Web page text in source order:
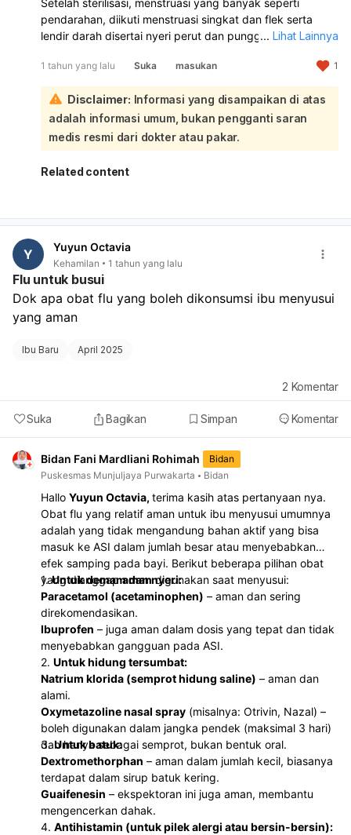
pendarahan, diikuti menstruasi singkat dan flek serta
lendir darah disertai nyeri perut dan punggung, bisa jadi
Perdarahan hebat setelah melahirkan normal terjadi
selama 3-6 minggu, tetapi perlu diwaspadai jika
berlebihan. Setelah melahirkan, ibu mengalami perubahan
fisik, termasuk keluarnya darah (lokia) yang berwarna
dan konsistensi berbeda, serta perubahan hormon.
Menstruasi bisa kembali setelah melahirkan, meskipun
menyusui dapat menunda siklus ini. Untuk memastikan
akan melakukan pemeriksaan untuk menyingkirkan
... Lihat Lainnya
1 tahun yang lalu Suka masukan 1
Disclaimer: Informasi yang disampaikan di atas
adalah informasi umum, bukan pengganti saran
medis resmi dari dokter atau pakar.
Related content
Y Yuyun Octavia
Kehamilan 1 tahun yang lalu
Flu untuk busui
Dok apa obat flu yang boleh dikonsumsi ibu menyusui
yang aman
Ibu Baru April 2025
Suka Bagikan Simpan Komentar
2 Komentar
Bidan Fani Mardliani Rohimah
Bidan
Puskesmas Munjuljaya Purwakarta
Bidan
Hallo Yuyun Octavia, terima kasih atas pertanyaan nya.
Obat flu yang relatif aman untuk ibu menyusui umumnya
adalah yang tidak mengandung bahan aktif yang bisa
masuk ke ASI dalam jumlah besar atau menyebabkan
efek samping pada bayi. Berikut beberapa pilihan obat
yang dianggapamandigunakan saat menyusui:
1.Untuk demam dan nyeri:
Paracetamol (acetaminophen) – aman dan sering
direkomendasikan.
Ibuprofen – juga aman dalam dosis yang tepat dan tidak
menyebabkan gangguan pada ASI.
2. Untuk hidung tersumbat:
Natrium klorida (semprot hidung saline) – aman dan
alami.
Oxymetazoline nasal spray (misalnya: Otrivin, Nazal) –
boleh digunakan dalam jangka pendek (maksimal 3 hari)
dan hanya sebagai semprot, bukan bentuk oral.
3.Untuk batuk:
Dextromethorphan – aman dalam jumlah kecil, biasanya
terdapat dalam sirup batuk kering.
Guaifenesin – ekspektoran ini juga aman, membantu
mengencerkan dahak.
4. Antihistamin (untuk pilek alergi atau bersin-bersin):